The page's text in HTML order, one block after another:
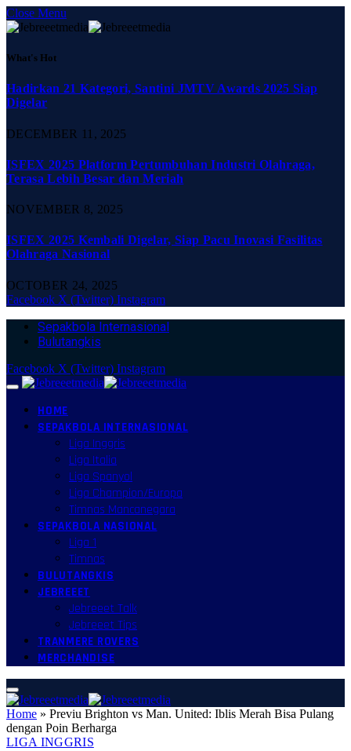
Close Menu
What's Hot
Hadirkan 21 Kategori, Santini JMTV Awards 2025 Siap
Digelar
DECEMBER 11, 2025
ISFEX 2025 Platform Pertumbuhan Industri Olahraga,
Terasa Lebih Besar dan Meriah
NOVEMBER 8, 2025
ISFEX 2025 Kembali Digelar, Siap Pacu Inovasi Fasilitas
Olahraga Nasional
OCTOBER 24, 2025
Facebook X (Twitter) Instagram
Sepakbola Internasional
Bulutangkis
Facebook X (Twitter) Instagram
HOME
SEPAKBOLA INTERNASIONAL
Liga Inggris
Liga Italia
Liga Spanyol
Liga Champion/Europa
Timnas Mancanegara
SEPAKBOLA NASIONAL
Liga 1
Timnas
BULUTANGKIS
JEBREEET
Jebreeet Talk
Jebreeet Tips
TRANMERE ROVERS
MERCHANDISE
Home » Previu Brighton vs Man. United: Iblis Merah Bisa Pulang
dengan Poin Berharga
LIGA INGGRIS